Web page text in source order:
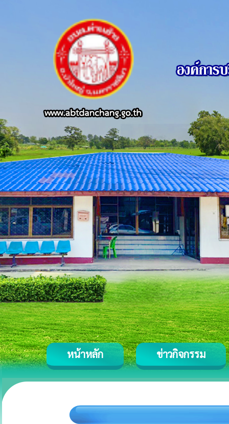
หน้าหลัก ข่าวกิจกรรม